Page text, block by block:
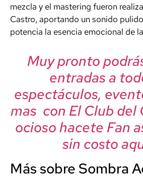
mezcla y el mastering fueron
Castro, aportando un sonido
potencia la esencia emocional de
Muy pronto
entradas a
espectáculos,
mas con El Club del
ocioso hacete Fan
sin costo
Más sobre Sombra